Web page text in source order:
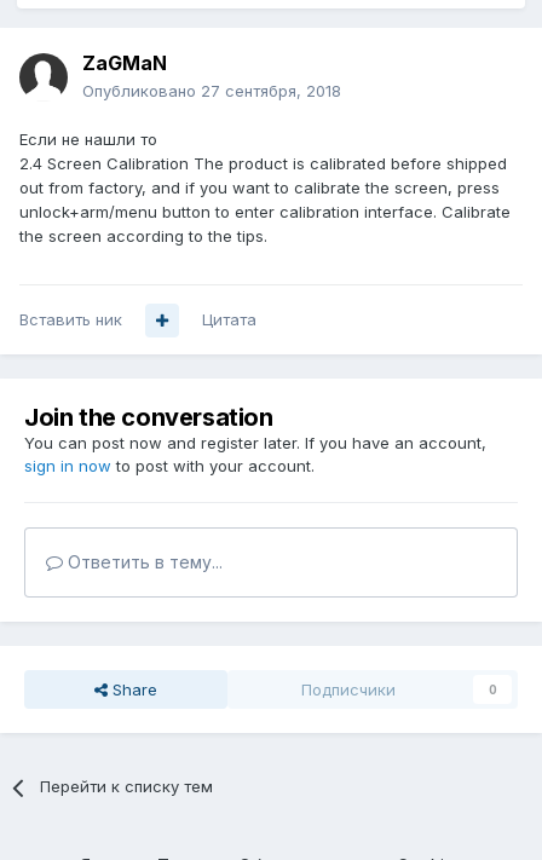
ZaGMaN
Опубликовано 27 сентября, 2018
Если не нашли то
2.4 Screen Calibration The product is calibrated before shipped
out from factory, and if you want to calibrate the screen, press
unlock+arm/menu button to enter calibration interface. Calibrate
the screen according to the tips.
Вставить ник Цитата
Join the conversation
You can post now and register later. If you have an account,
sign in now to post with your account.
Ответить в тему...
Share Подписчики 0
Перейти к списку тем